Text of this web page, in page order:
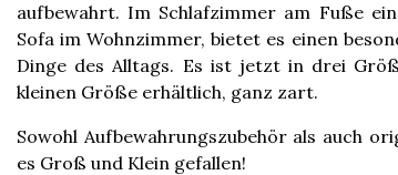
aufbewahrt. Im Schlafzimmer am Fuße
Sofa im Wohnzimmer, bietet es einen
Dinge des Alltags. Es ist jetzt in drei
kleinen Größe erhältlich, ganz zart.
Sowohl Aufbewahrungszubehör als auch
es Groß und Klein gefallen!